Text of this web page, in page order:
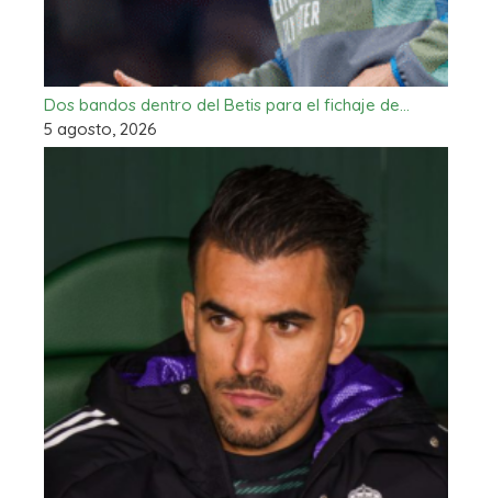
Dos bandos dentro del Betis para el fichaje de…
5 agosto, 2026